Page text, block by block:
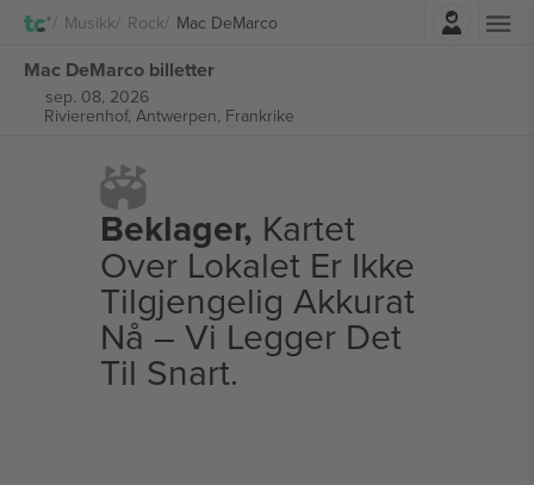
Musikk Rock Mac DeMarco
Mac DeMarco billetter
sep. 08, 2026
Rivierenhof, Antwerpen, Frankrike
Beklager, Kartet
Over Lokalet Er Ikke
Tilgjengelig Akkurat
Nå – Vi Legger Det
Til Snart.